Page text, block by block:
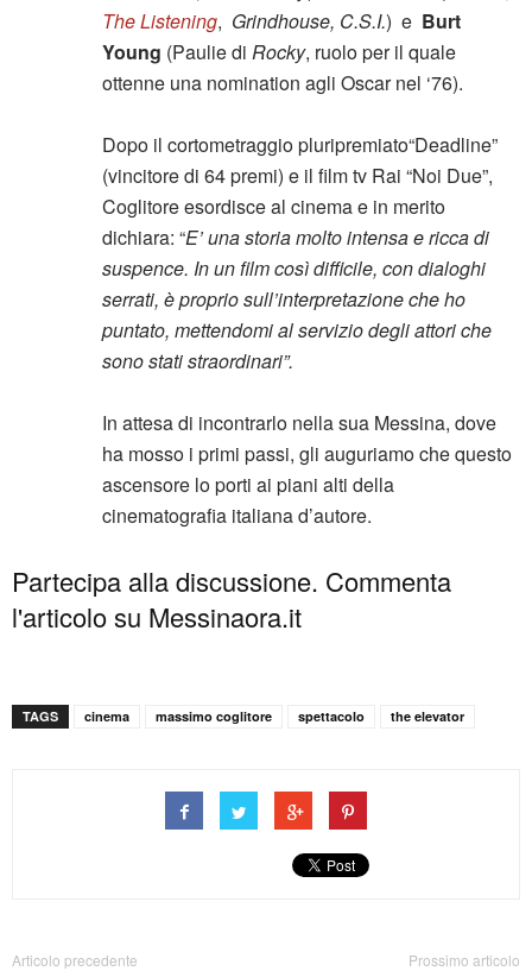
The Listening, Grindhouse, C.S.I.) e Burt
Young (Paulie di Rocky, ruolo per il quale
ottenne una nomination agli Oscar nel ‘76).
Dopo il cortometraggio pluripremiato“Deadline”
(vincitore di 64 premi) e il film tv Rai “Noi Due”,
Coglitore esordisce al cinema e in merito
dichiara: “E’ una storia molto intensa e ricca di
suspence. In un film così difficile, con dialoghi
serrati, è proprio sull’interpretazione che ho
puntato, mettendomi al servizio degli attori che
sono stati straordinari”.
In attesa di incontrarlo nella sua Messina, dove
ha mosso i primi passi, gli auguriamo che questo
ascensore lo porti ai piani alti della
cinematografia italiana d’autore.
Partecipa alla discussione. Commenta
l'articolo su Messinaora.it
TAGS cinema massimo coglitore spettacolo the elevator
Articolo precedente Prossimo articolo